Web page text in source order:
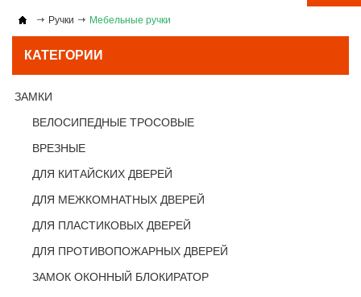
Ручки Мебельные ручки
КАТЕГОРИИ
ЗАМКИ
ВЕЛОСИПЕДНЫЕ ТРОСОВЫЕ
ВРЕЗНЫЕ
ДЛЯ КИТАЙСКИХ ДВЕРЕЙ
ДЛЯ МЕЖКОМНАТНЫХ ДВЕРЕЙ
ДЛЯ ПЛАСТИКОВЫХ ДВЕРЕЙ
ДЛЯ ПРОТИВОПОЖАРНЫХ ДВЕРЕЙ
ЗАМОК ОКОННЫЙ БЛОКИРАТОР